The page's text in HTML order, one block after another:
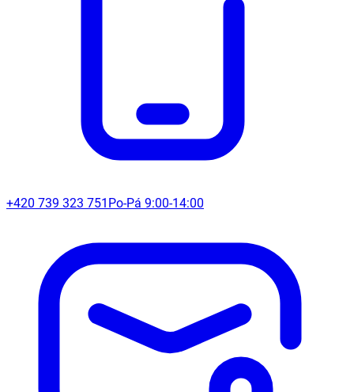
+420 739 323 751 Po-Pá 9:00-14:00